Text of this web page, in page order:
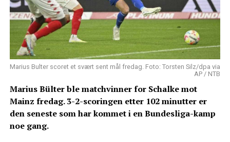
Marius Bulter scoret et svært sent mål fredag. Foto: Torsten Silz/dpa via
AP / NTB
Marius Bülter ble matchvinner for Schalke mot
Mainz fredag. 3-2-scoringen etter 102 minutter er
den seneste som har kommet i en Bundesliga-kamp
noe gang.